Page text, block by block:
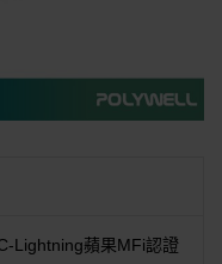
Lightning蘋果MFi認證